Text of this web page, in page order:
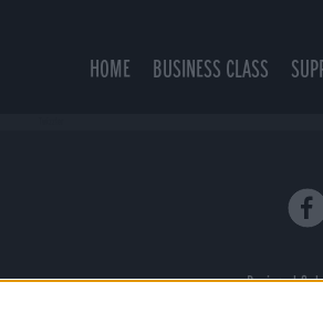
HOME BUSINESS CLASS
Designed &